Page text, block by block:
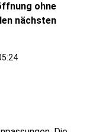
ohne
nächsten